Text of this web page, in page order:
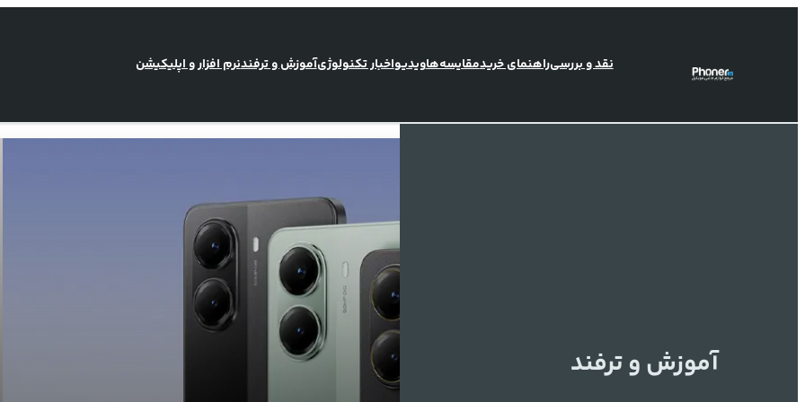
نقد و بررسیراهنمای خریدمقایسه‌هاویدیواخبار تکنولوژیآموزش و ترفندنرم افزار و اپلیکیشن
آموزش‌ و ترفند